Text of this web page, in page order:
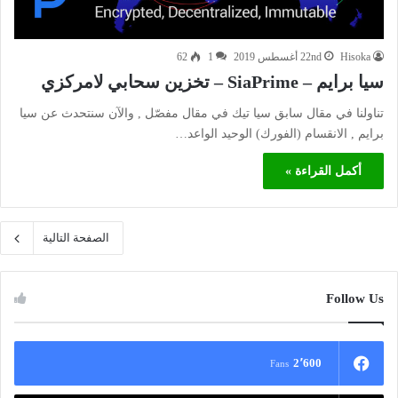
Hisoka 22nd أغسطس 2019 1
62
سيا برايم – SiaPrime – تخزين سحابي لامركزي
تناولنا في مقال سابق سيا تيك في مقال مفصّل , والآن سنتحدث عن سيا
برايم , الانقسام (الفورك) الوحيد الواعد…
أكمل القراءة »
الصفحة التالية
Follow Us
2٬600 Fans